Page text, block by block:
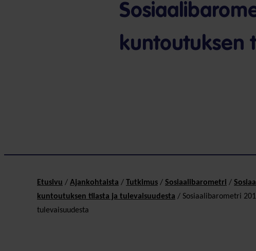
kuntoutuksen
Etusivu / Ajankohtaista / Tutkimus / Sosiaali­baro­metri /
kuntoutuksen tilasta ja tulevaisuudesta / Sosiaalibarometri
tulevaisuudesta